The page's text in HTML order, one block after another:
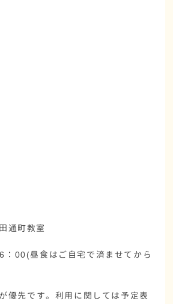
通町教室
00(昼食はご自宅で済ませてから
優先です。利用に関しては予定表